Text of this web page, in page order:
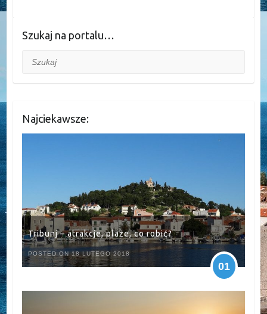
Szukaj na portalu…
Szukaj
Najciekawsze:
Tribunj – atrakcje, plaże, co robić?
POSTED ON 18 LUTEGO 2018
01